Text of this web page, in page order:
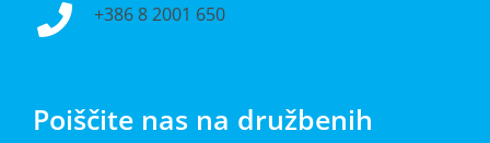
+386 8 2001 650
Poiščite nas na družbenih